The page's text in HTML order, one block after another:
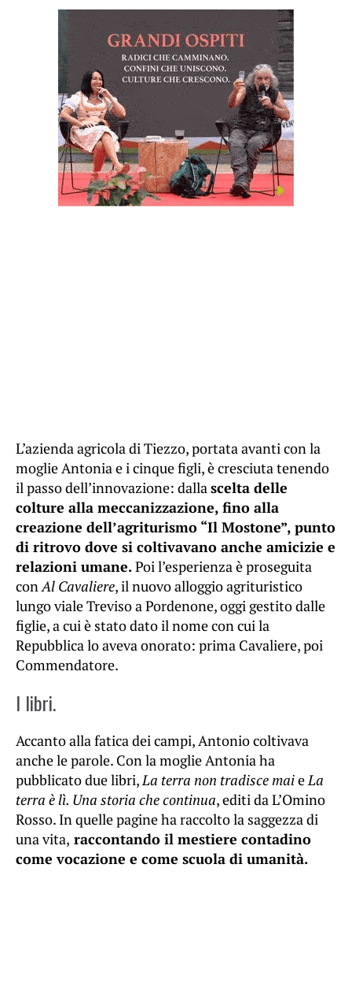
L’azienda agricola di Tiezzo, portata avanti con la
moglie Antonia e i cinque figli, è cresciuta tenendo
il passo dell’innovazione: dallascelta delle
colture alla meccanizzazione, fino alla
creazione dell’agriturismo “Il Mostone”, punto
di ritrovo dove si coltivavano anche amicizie e
relazioni umane.Poi l’esperienza è proseguita
conAl Cavaliere, il nuovo alloggio agrituristico
lungo viale Treviso a Pordenone, oggi gestito dalle
figlie, a cui è stato dato il nome con cui la
Repubblica lo aveva onorato: prima Cavaliere, poi
Commendatore.
I libri.
Accanto alla fatica dei campi, Antonio coltivava
anche le parole. Con la moglie Antonia ha
pubblicato due libri,La terra non tradisce maieLa
terra è lì. Una storia che continua, editi da L’Omino
Rosso. In quelle pagine ha raccolto la saggezza di
una vita, raccontando il mestiere contadino
come vocazione e come scuola di umanità.